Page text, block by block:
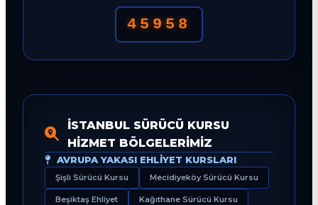
45958
İSTANBUL SÜRÜCÜ KURSU
HIZMET BÖLGELERIMIZ
AVRUPA YAKASI EHLIYET KURSLARI
Şişli Sürücü Kursu Mecidiyeköy Sürücü Kursu
Beşiktaş Ehliyet Kağıthane Sürücü Kursu